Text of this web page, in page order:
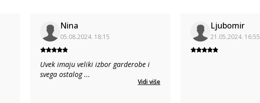
Nina
05.08.2024. 18:15
Uvek imaju veliki izbor garderobe i
svega ostalog...
Vidi više
Ljubomir
21.05.2024. 16:55